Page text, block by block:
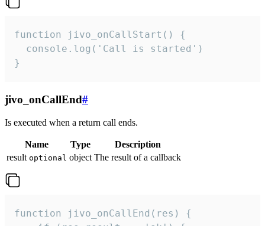
function jivo_onCallStart() {
  console.log('Call is started')
}
jivo_onCallEnd#
Is executed when a return call ends.
Name Type
Description
result optional object The result of a callback
function jivo_onCallEnd(res) {